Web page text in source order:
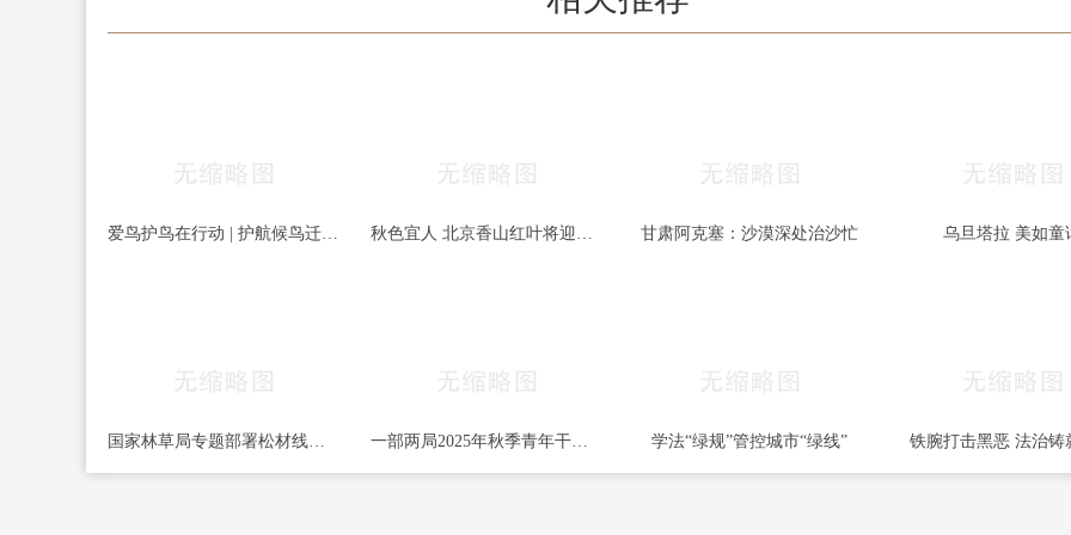
爱鸟护鸟在行动 | 护航候鸟迁徙，守护鸟类家园！哈尔滨青少年在行动…… 甘肃阿克塞：沙漠深处治沙忙 乌旦塔拉 美如童
国家林草局专题部署松材线虫病等疫情防控工作 一部两局2025年秋季青年干部培训班和处级干部进修班开班 学法“绿规”管控城市“绿线” 铁腕打击黑恶 法治铸